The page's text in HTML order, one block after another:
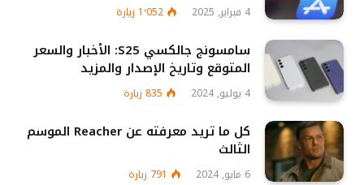
4 فبراير, 2025 1٬052 زيارة
سامسونج جالكسي S25: الأخبار والسعر
المتوقع وتاريخ الإصدار والمزيد
4 يوليو, 2024 835 زيارة
كل ما تريد معرفته عن Reacher الموسم
الثالث
6 مايو, 2024 791 زيارة